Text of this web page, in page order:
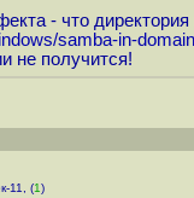
- что
samba-in-
не получится!
11, (1)